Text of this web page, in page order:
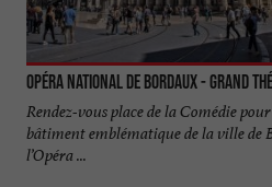
Opéra National de Bordaux - Grand
Rendez-vous place de la Comédie
bâtiment emblématique de la ville de
l’Opéra ...